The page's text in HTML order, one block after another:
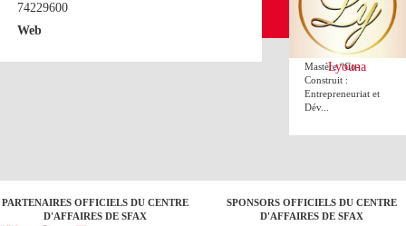
74229600
Web
Franchise”
18 décembre 2018
Le Centre d’affaires
de Sfax lance le
Mastère “Co-
Construit :
Entrepreneuriat et
Dév...
Lyouna
PARTENAIRES OFFICIELS DU CENTRE
D'AFFAIRES DE SFAX
SPONSORS OFFICIELS DU CENTRE
D'AFFAIRES DE SFAX